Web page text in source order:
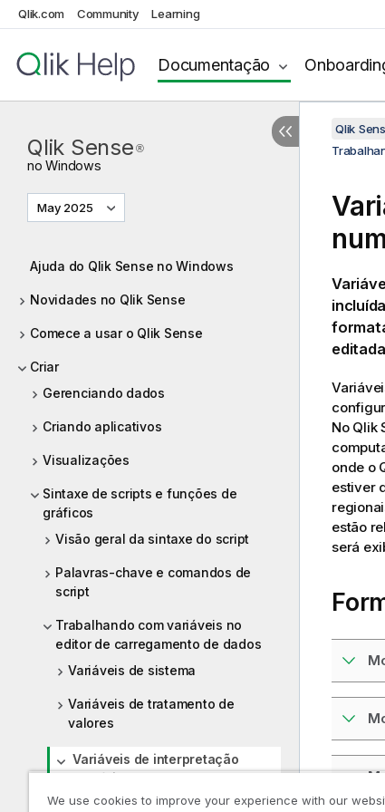
Qlik.com Community Learning
Documentação
Qlik Sense ®
noWindows
May 2025
Ajuda do Qlik Sense no Windows
Novidades no Qlik Sense
Comece a usar o Qlik Sense
Criar
Gerenciando dados
Criando aplicativos
Visualizações
Sintaxe de scripts e funções de
gráficos
Visão geral da sintaxe do script
Palavras-chave e comandos de
script
Trabalhando com variáveis no
editor de carregamento de dados
Variáveis de sistema
Variáveis de tratamento de
valores
Variáveis de interpretação
numérica
BrokenWeeks
Qlik
No Qlik
onde o
estiver
estão
será
We use cookies to improve your experience with our